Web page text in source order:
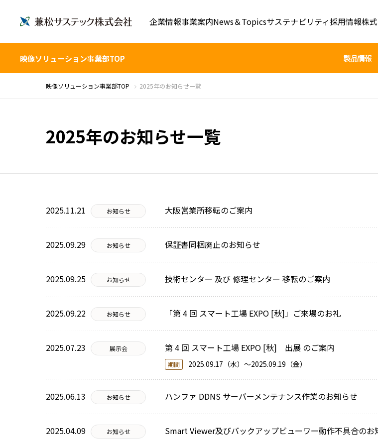
企業情報事業案内News＆Topicsサステナビリティ採用情報株
映像ソリューション事業部TOP 製品情報
映像ソリューション事業部TOP 2025年のお知らせ一覧
2025年のお知らせ一覧
2025.11.21 お知らせ 大阪営業所移転のご案内
2025.09.29 お知らせ 保証書同梱廃止のお知らせ
2025.09.25 お知らせ 技術センター 及び 修理センター 移転のご案内
2025.09.22 お知らせ 「第 4 回 スマート工場 EXPO [秋]」ご来場のお礼
2025.07.23 展示会 第 4 回 スマート工場 EXPO [秋] 出展 のご案内
期間 2025.09.17（水）〜2025.09.19（金）
2025.06.13 お知らせ ハンファ DDNS サーバーメンテナンス作業のお知らせ
2025.04.09 お知らせ Smart Viewer及びバックアップビューワー動作不具合のお